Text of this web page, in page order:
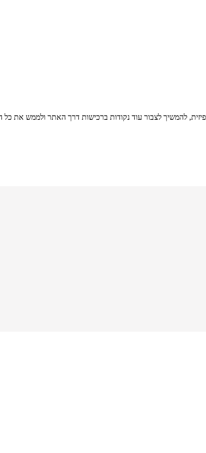
להמשיך לצבור עוד נקודות ברכישות דרך האתר ולממש את כל